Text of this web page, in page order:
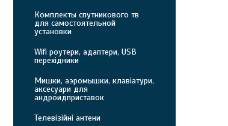
Комплекты спутникового тв
для самостоятельной
установки
Wifi роутери, адаптери, USB
перехідники
Мишки, аэромышки, клавіатури,
аксесуари для
андроидприставок
Телевізійні антени